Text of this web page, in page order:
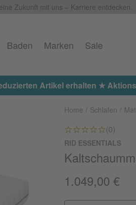
Zukunft mit uns – Karriere entdecken.
Baden Marken Sale
EXTRA15
Home Schlafen
(0)
RID ESSENTIALS
1.049,00 €